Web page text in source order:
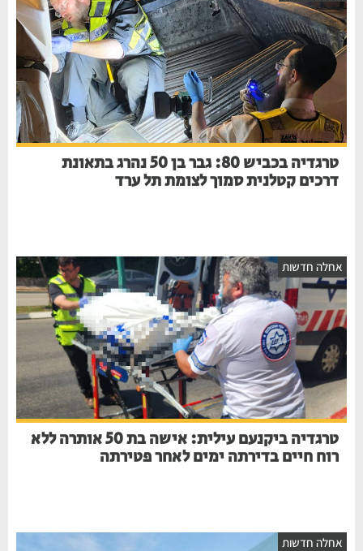
טרגדיה בכביש 80: גבר בן 50 נהרג בתאונת
דרכים קטלנית סמוך לצומת תל ערד
חדשות
טרגדיה ביקנעם עילית: אישה בת 50 אותרה ללא
רוח חיים בדירתה ימים לאחר פטירתה
חדשות